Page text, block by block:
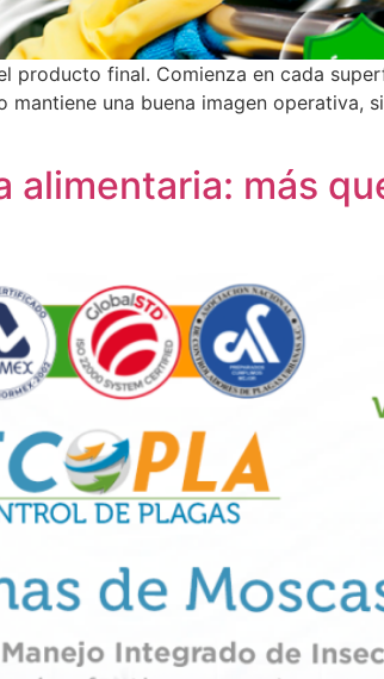
producto final. Comienza en cada
una buena imagen operativa,
más